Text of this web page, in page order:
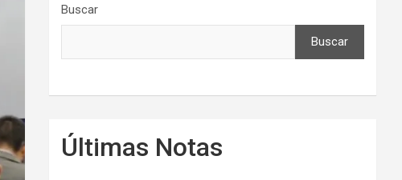
Buscar
Buscar
Últimas Notas